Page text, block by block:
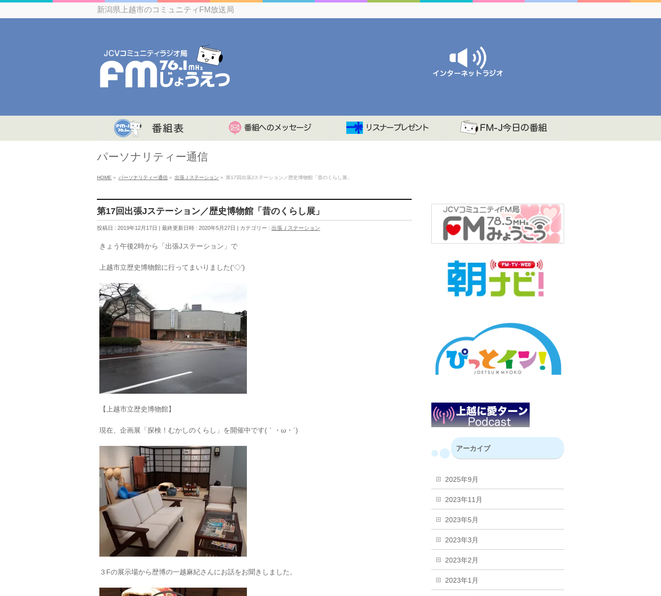
新潟県上越市のコミュニティFM放送局
パーソナリティー通信
HOME » パーソナリティー通信 » 出張Ｊステーション » 第17回出張Jステーション／歴史博物館「昔のくらし展」
第17回出張Jステーション／歴史博物館「昔のくらし展」
投稿日 : 2019年12月17日 最終更新日時 : 2020年5月27日 カテゴリー : 出張Ｊステーション
きょう午後2時から「出張Jステーション」で
上越市立歴史博物館に行ってまいりました(‘◇’)ゞ
【上越市立歴史博物館】
現在、企画展「探検！むかしのくらし」を開催中です(｀・ω・´)
３Fの展示場から歴博の一越麻紀さんにお話をお聞きしました。
アーカイブ
2025年9月
2023年11月
2023年5月
2023年3月
2023年2月
2023年1月